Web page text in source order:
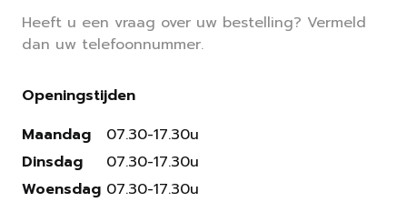
Heeft u een vraag over uw bestelling? Vermeld
dan uw telefoonnummer.
Openingstijden
Maandag
Dinsdag
Woensdag
07.30-17.30u
07.30-17.30u
07.30-17.30u